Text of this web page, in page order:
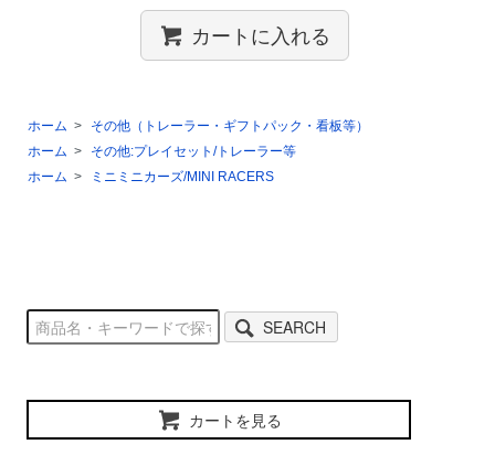
カートに入れる
ホーム >
その他（トレーラー・ギフトパック・看板等）
ホーム >
その他:プレイセット/トレーラー等
ホーム > ミニミニカーズ/MINI RACERS
SEARCH
カートを見る